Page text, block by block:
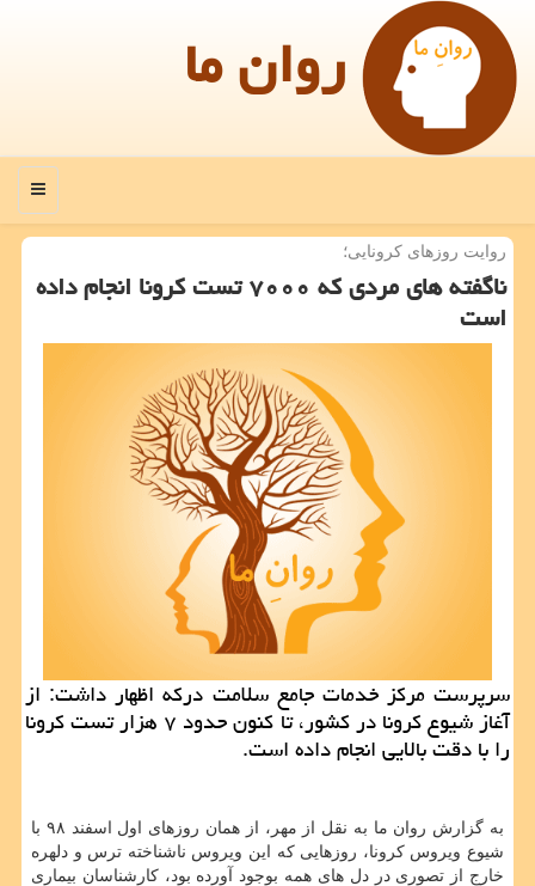
روان ما
منو
روایت روزهای كرونایی؛
ناگفته های مردی كه ۷۰۰۰ تست كرونا انجام داده
است
سرپرست مركز خدمات جامع سلامت دركه اظهار داشت: از
آغاز شیوع كرونا در كشور، تا كنون حدود ۷ هزار تست كرونا
را با دقت بالایی انجام داده است.
به گزارش روان ما به نقل از مهر، از همان روزهای اول اسفند ۹۸ با
شیوع ویروس کرونا، روزهایی که این ویروس ناشناخته ترس و دلهره
خارج از تصوری در دل های همه بوجود آورده بود، کارشناسان بیماری